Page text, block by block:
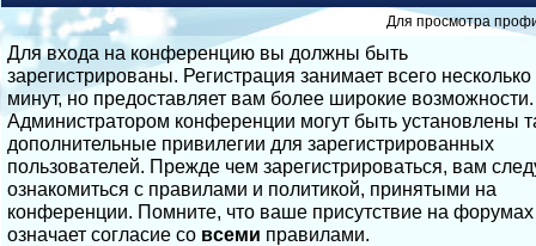
Для просмотра
Для входа на конференцию вы должны быть
зарегистрированы. Регистрация занимает всего несколько
минут, но предоставляет вам более широкие возможности.
Администратором конференции могут быть установлены
дополнительные привилегии для зарегистрированных
пользователей. Прежде чем зарегистрироваться, вам
ознакомиться с правилами и политикой, принятыми на
конференции. Помните, что ваше присутствие на форумах
означает согласие со всеми правилами.